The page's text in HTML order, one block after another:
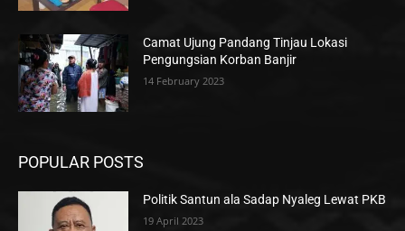
Camat Ujung Pandang Tinjau Lokasi
Pengungsian Korban Banjir
14 February 2023
POPULAR POSTS
Politik Santun ala Sadap Nyaleg Lewat PKB
19 April 2023